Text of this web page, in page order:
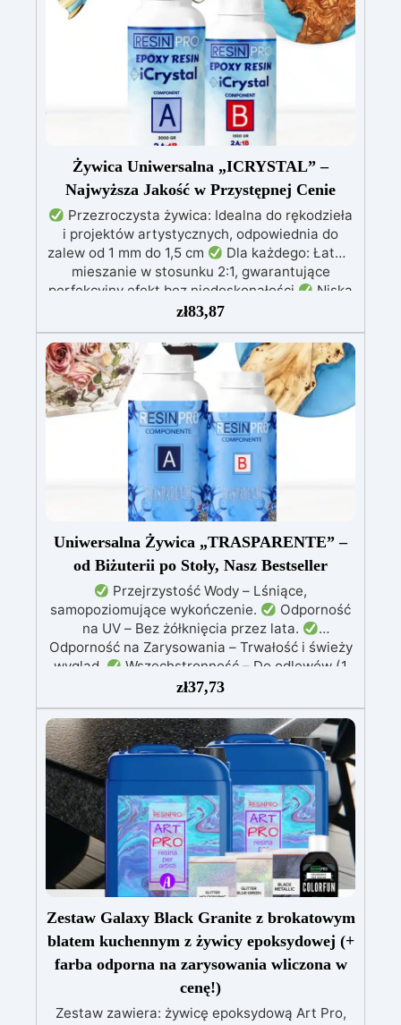
Żywica Uniwersalna „ICRYSTAL” –
Najwyższa Jakość w Przystępnej Cenie
Przezroczysta żywica: Idealna do rękodzieła
i projektów artystycznych, odpowiednia do
zalew od 1 mm do 1,5 cm
Dla każdego: Łatwe
mieszanie w stosunku 2:1, gwarantujące
perfekcyjny efekt bez niedoskonałości
Niska
lepkość: Zapewnia odlewy bez pęcherzyków,
kompatybilna z drewnem, silikonem, szkłem,
metalem i innymi materiałami
Bezpieczna po
utwardzeniu: Nietoksyczna, bezpieczna dla
skóry, wolna od BPA i rozpuszczalników (VOC
Free)
Błyszcząca i samopoziomująca: Z
filtrami UV przeciw żółknięciu dla trwałego i
lśniącego wykończenia
zł83,87
Uniwersalna Żywica „TRASPARENTE” –
od Biżuterii po Stoły, Nasz Bestseller
Przejrzystość Wody – Lśniące,
samopoziomujące wykończenie.
Odporność
na UV – Bez żółknięcia przez lata.
Odporność na Zarysowania – Trwałość i świeży
wygląd.
Wszechstronność – Do odlewów (1
mm–2 cm), powłok, biżuterii, stołów i dzieł
sztuki.
Łatwość Użycia – Niska lepkość, brak
pęcherzyków powietrza.
Profesjonalne
Wyniki – Idealna do hobbystycznych i
zaawansowanych projektów.
zł37,73
Zestaw Galaxy Black Granite z brokatowym
blatem kuchennym z żywicy epoksydowej (+
farba odporna na zarysowania wliczona w
cenę!)
Zestaw zawiera: żywicę epoksydową Art Pro,